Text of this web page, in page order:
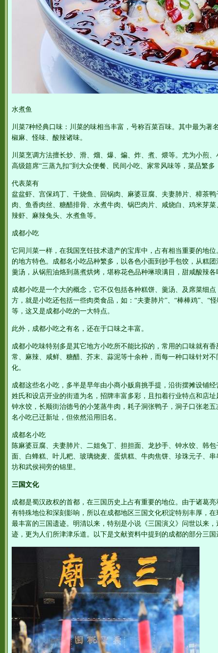
水煮鱼
川菜7种经典口味：川菜的味相当丰富，号称百菜百味。其中最为著
椒麻、怪味、酸辣诸味。
川菜烹调方法擅长炒、滑、熘、爆、煸、炸、煮、煨等。尤为小煎
高级筵席“三蒸九扣”到大众便餐、民间小吃、家常风味等，菜品繁
代表菜有
盆盆虾、宫保鸡丁、干烧鱼、回锅肉、麻婆豆腐、夫妻肺片、樟茶
肉、鱼香肉丝、糖醋排骨、水煮牛肉、锅巴肉片、咸烧白、鸡米芽
辣虾、麻辣兔头、水煮鱼等。
成都小吃
它同川菜一样，在我国烹饪技术遗产的宝库中，占有相当重要的地
的地方特色。成都名小吃品种繁多，以各色小面到抄手包饺，从糕
羹汤，从锅煎油烙到蒸煮烘烤，堪称花色品种琳琅满目，甜咸酸辣各
成都小吃是一个大的概念，它不仅包括各种糕饼、羹汤、及席菜细
方，就是小吃还包括一些肉类食品，如：“夫妻肺片”、“棒棒鸡”、“
等，这又是成都小吃的一大特点。
此外，成都小吃之有名，还在于口味之丰富。
成都小吃味特别多是其它地方小吃所不能比拟的，常用的口味就有
常、麻辣、咸鲜、糖醋、芥末、蒜泥等十余种，而每一种口味针对
化。
成都这些名小吃，多半是早年由小商小贩肩挑手提，沿街摆摊设铺
姓氏和设店开业的街道为名，招牌丰富多彩，且扣着行业特点和店
钟水饺，长顺街治德号的小笼蒸牛肉，耗子洞张鸭子，洞子口张老
名小吃已迁新址，但依然沿用旧名。
成都名小吃
陈麻婆豆腐、夫妻肺片、二姐兔丁、担担面、龙抄手、钟水饺、韩
面、白蜂糕、叶儿粑、玻璃烧麦、蛋烘糕、牛肉焦饼、珍珠元子、
坊和武侯祠旁的锦里。
三国文化
成都是蜀汉政权的首都，在三国历史上占有重要的地位。由于诸葛
有特殊地位和深刻影响，所以在成都地区三国文化积淀特别丰厚，
最丰富的三国遗迹。明清以来，特别是小说《三国演义》问世以来
迹，更为人们所津津乐道。以下是文献资料中提到的成都的部分三国